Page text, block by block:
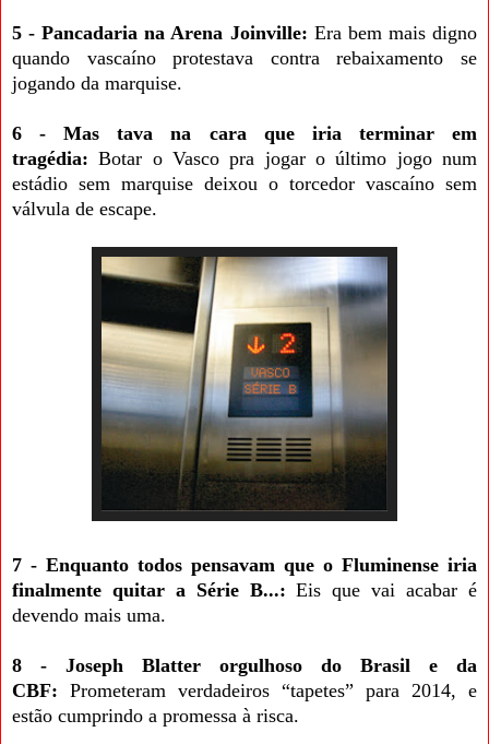
5 - Pancadaria na Arena Joinville: Era bem mais digno
quando vascaíno protestava contra rebaixamento se
jogando da marquise.
6 - Mas tava na cara que iria terminar em
tragédia: Botar o Vasco pra jogar o último jogo num
estádio sem marquise deixou o torcedor vascaíno sem
válvula de escape.
7 - Enquanto todos pensavam que o Fluminense iria
finalmente quitar a Série B...: Eis que vai acabar é
devendo mais uma.
8 - Joseph Blatter orgulhoso do Brasil e da
CBF: Prometeram verdadeiros “tapetes” para 2014, e
estão cumprindo a promessa à risca.